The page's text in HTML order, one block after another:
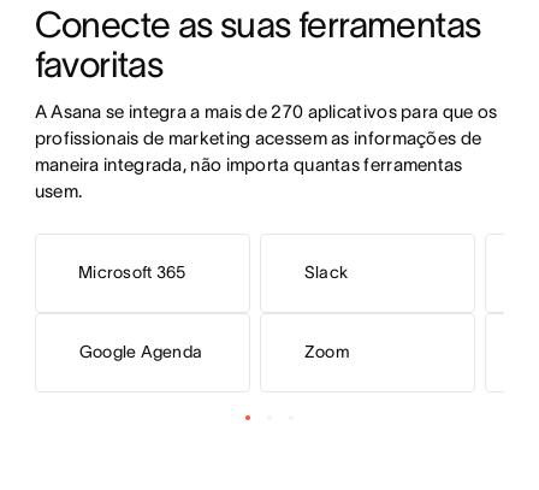
Conecte as suas ferramentas
favoritas
A Asana se integra a mais de 270 aplicativos para que os
profissionais de marketing acessem as informações de
maneira integrada, não importa quantas ferramentas
usem.
Microsoft 365
Google Agenda
Slack
Zoom